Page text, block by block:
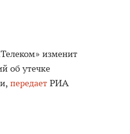
изменит
об утечке
передает РИА